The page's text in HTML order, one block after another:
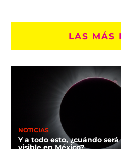
LAS MÁS
NOTICIAS
Y a todo esto, ¿cuándo